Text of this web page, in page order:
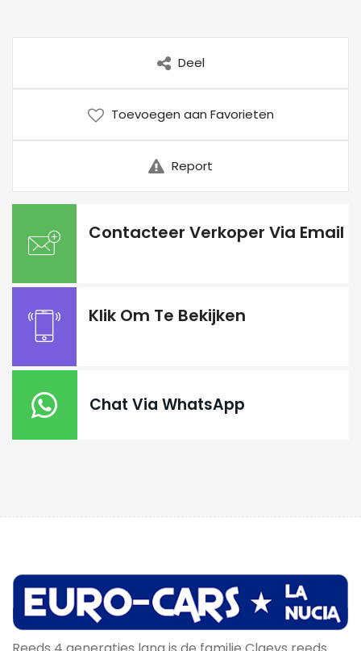
Deel
Toevoegen aan Favorieten
Report
Contacteer Verkoper Via Email
Klik Om Te Bekijken
Chat Via WhatsApp